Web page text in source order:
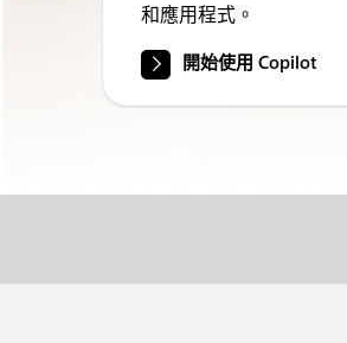
和應用程式。
開始使用 Copilot